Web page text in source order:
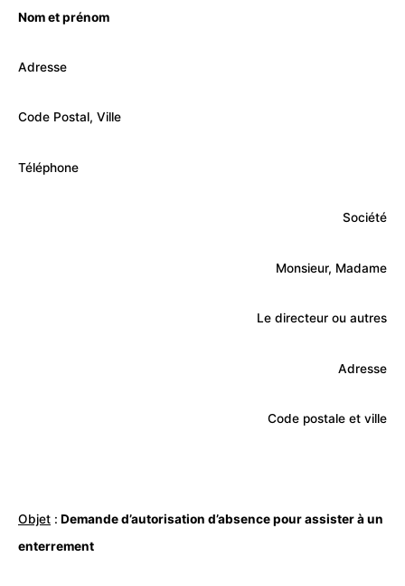
Nom et prénom
Adresse
Code Postal, Ville
Téléphone
Société
Monsieur, Madame
Le directeur ou autres
Adresse
Code postale et ville
Objet : Demande d’autorisation d’absence pour assister à un
enterrement